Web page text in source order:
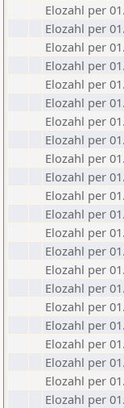
Elozahl per
Elozahl per
Elozahl per
Elozahl per
Elozahl per
Elozahl per
Elozahl per
Elozahl per
Elozahl per
Elozahl per
Elozahl per
Elozahl per
Elozahl per
Elozahl per
Elozahl per
Elozahl per
Elozahl per
Elozahl per
Elozahl per
Elozahl per
Elozahl per
Elozahl per